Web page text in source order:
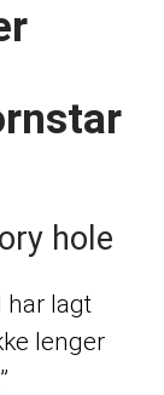
hole
har lagt
lenger